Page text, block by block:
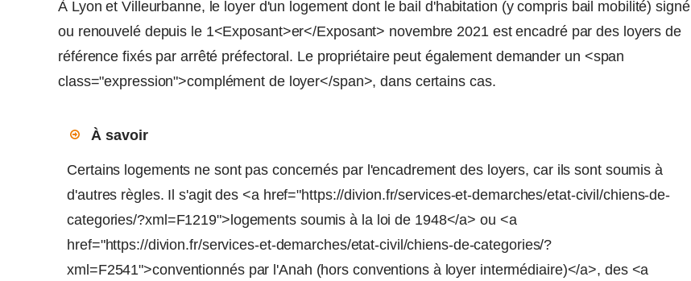
À Lyon et Villeurbanne, le loyer d'un logement dont le bail d'habitation (y compris bail mobilité) signé
ou renouvelé depuis le 1<Exposant>er</Exposant> novembre 2021 est encadré par des loyers de
référence fixés par arrêté préfectoral. Le propriétaire peut également demander un <span
class="expression">complément de loyer</span>, dans certains cas.
À savoir
Certains logements ne sont pas concernés par l'encadrement des loyers, car ils sont soumis à
d'autres règles. Il s'agit des <a href="https://divion.fr/services-et-demarches/etat-civil/chiens-de-
categories/?xml=F1219">logements soumis à la loi de 1948</a> ou <a
href="https://divion.fr/services-et-demarches/etat-civil/chiens-de-categories/?
xml=F2541">conventionnés par l'Anah (hors conventions à loyer intermédiaire)</a>, des <a